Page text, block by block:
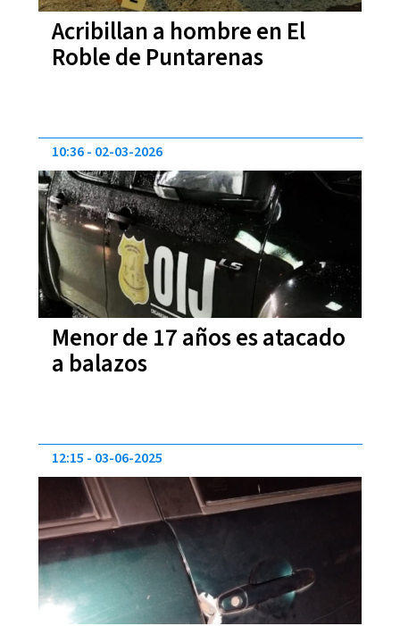
Acribillan a hombre en El
Roble de Puntarenas
Menor de 17 años es atacado
a balazos
10:36 02-03-2026
12:15 03-06-2025